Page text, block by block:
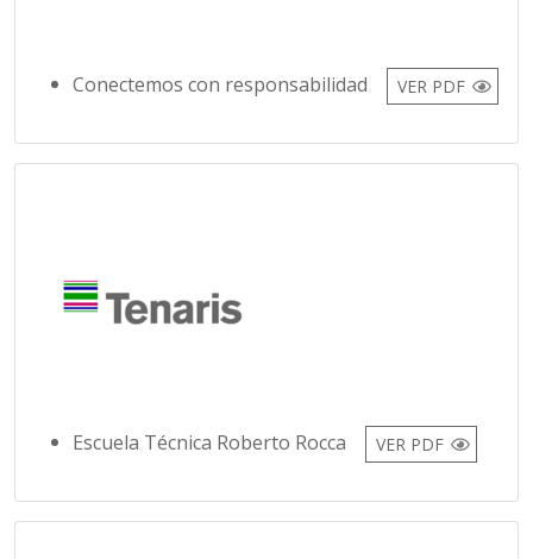
Conectemos con responsabilidad VER PDF
Escuela Técnica Roberto Rocca VER PDF